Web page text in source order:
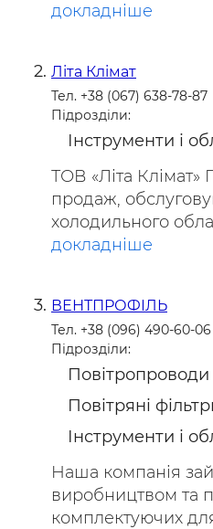
докладніше
Літа Клімат
Тел. +38 (067) 638-78-87
Підрозділи:
Інструменти і
ТОВ «Літа Клімат»
продаж,
холодильного
докладніше
ВЕНТПРОФІЛЬ
Тел. +38 (096) 490-60-06
Підрозділи:
Повітропроводи
Повітряні
Інструменти і
Наша компанія
виробництвом та
комплектуючих